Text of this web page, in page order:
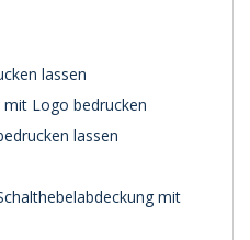
lassen
Logo bedrucken
lassen
mit